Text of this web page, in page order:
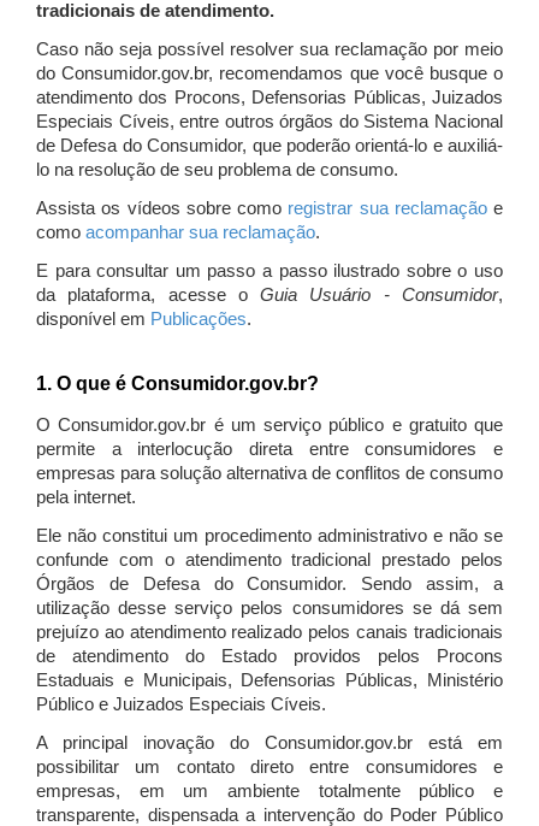
tradicionais de atendimento.
Caso não seja possível resolver sua reclamação por meio
do Consumidor.gov.br, recomendamos que você busque o
atendimento dos Procons, Defensorias Públicas, Juizados
Especiais Cíveis, entre outros órgãos do Sistema Nacional
de Defesa do Consumidor, que poderão orientá-lo e auxiliá-
lo na resolução de seu problema de consumo.
Assista os vídeos sobre como registrar sua reclamaçãoe
como acompanhar sua reclamação.
E para consultar um passo a passo ilustrado sobre o uso
da plataforma, acesse oGuia Usuário - Consumidor,
disponível em Publicações.
1. O que é Consumidor.gov.br?
O Consumidor.gov.br é um serviço público e gratuito que
permite a interlocução direta entre consumidores e
empresas para solução alternativa de conflitos de consumo
pela internet.
Ele não constitui um procedimento administrativo e não se
confunde com o atendimento tradicional prestado pelos
Órgãos de Defesa do Consumidor. Sendo assim, a
utilização desse serviço pelos consumidores se dá sem
prejuízo ao atendimento realizado pelos canais tradicionais
de atendimento do Estado providos pelos Procons
Estaduais e Municipais, Defensorias Públicas, Ministério
Público e Juizados Especiais Cíveis.
A principal inovação do Consumidor.gov.br está em
possibilitar um contato direto entre consumidores e
empresas, em um ambiente totalmente público e
transparente, dispensada a intervenção do Poder Público